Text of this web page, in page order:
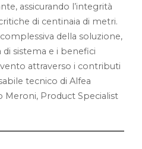
assicurando l’integrità
di centinaia di metri.
della soluzione,
di sistema e i benefici
attraverso i contributi
tecnico di Alfea
Meroni, Product Specialist